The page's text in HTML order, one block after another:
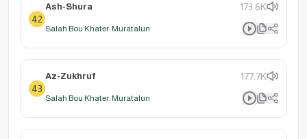
42
Ash-Shura 173.6K
Salah Bou Khater: Muratalun
43
Az-Zukhruf 177.7K
Salah Bou Khater: Muratalun